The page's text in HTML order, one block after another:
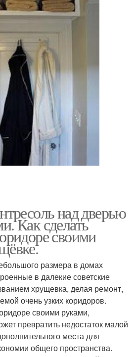
над дверью
Как сделать
своими
размера в домах
в далекие советские
хрущевка, делая ремонт,
очень узких коридоров.
своими руками,
превратить недостаток малой
места для
общего пространства.